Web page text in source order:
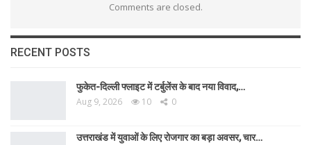
Comments are closed.
RECENT POSTS
फुकेत-दिल्ली फ्लाइट में टर्बुलेंस के बाद नया विवाद,…
Aug 9, 2026 10 0
उत्तराखंड में युवाओं के लिए रोजगार का बड़ा अवसर, चार…